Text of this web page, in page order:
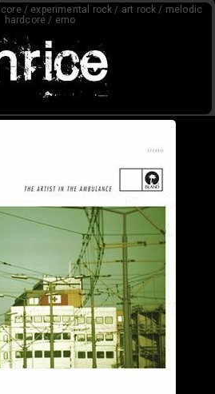
/ experimental rock / art rock / melodic
hardcore / emo